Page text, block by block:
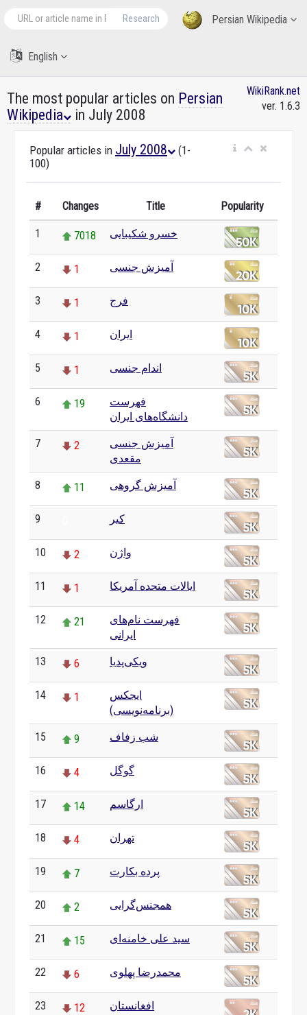
Persian Wikipedia
Research
English
The most popular articles on Persian
Wikipedia
in July 2008
WikiRank.net
ver. 1.6.3
Popular articles in July 2008
(1-
100)
# Changes Title Popularity
1 7018 خسرو شکیبایی
2 1 آمیزش جنسی
3 1 فرج
4 1 ایران
5 1 اندام جنسی
6 19
فهرست
دانشگاه‌های ایران
7 2
آمیزش جنسی
مقعدی
8 11 آمیزش گروهی
9 کیر
10 2 واژن
11 1 ایالات متحده آمریکا
12 21
فهرست نام‌های
ایرانی
13 6 ویکی‌پدیا
14 1
ایجکس
(برنامه‌نویسی)
15 9 شب زفاف
16 4 گوگل
17 14 ارگاسم
18 4 تهران
19 7 پرده بکارت
20 2 همجنس‌گرایی
21 15 سید علی خامنه‌ای
22 6 محمدرضا پهلوی
23 12 افغانستان